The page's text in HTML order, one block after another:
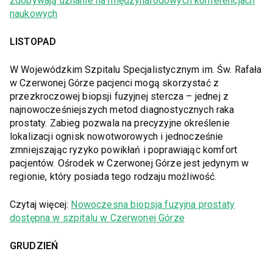
naukowych
LISTOPAD
W Wojewódzkim Szpitalu Specjalistycznym im. Św. Rafała
w Czerwonej Górze pacjenci mogą skorzystać z
przezkroczowej biopsji fuzyjnej stercza – jednej z
najnowocześniejszych metod diagnostycznych raka
prostaty. Zabieg pozwala na precyzyjne określenie
lokalizacji ognisk nowotworowych i jednocześnie
zmniejszając ryzyko powikłań i poprawiając komfort
pacjentów. Ośrodek w Czerwonej Górze jest jedynym w
regionie, który posiada tego rodzaju możliwość.
Czytaj więcej: Nowoczesna biopsja fuzyjna prostaty
dostępna w szpitalu w Czerwonej Górze
GRUDZIEŃ